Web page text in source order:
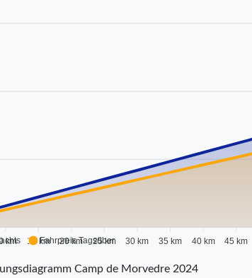
km 15 km 20 km 25 km 30 km 35 km 40 km 45 km
Fahrpreis Tagsüber
Camp de Morvedre 2024